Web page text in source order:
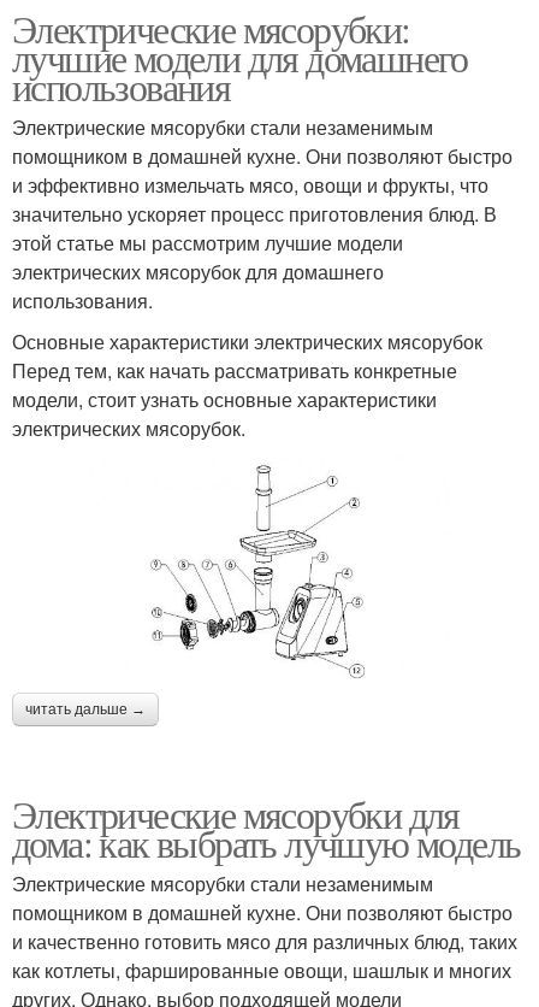
Электрические мясорубки:
лучшие модели для домашнего
использования
Электрические мясорубки стали незаменимым
помощником в домашней кухне. Они позволяют быстро
и эффективно измельчать мясо, овощи и фрукты, что
значительно ускоряет процесс приготовления блюд. В
этой статье мы рассмотрим лучшие модели
электрических мясорубок для домашнего
использования.
Основные характеристики электрических мясорубок
Перед тем, как начать рассматривать конкретные
модели, стоит узнать основные характеристики
электрических мясорубок.
читать дальше →
Электрические мясорубки для
дома: как выбрать лучшую модель
Электрические мясорубки стали незаменимым
помощником в домашней кухне. Они позволяют быстро
и качественно готовить мясо для различных блюд, таких
как котлеты, фаршированные овощи, шашлык и многих
других. Однако, выбор подходящей модели